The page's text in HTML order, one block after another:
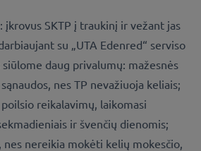
įkrovus SKTP į traukinį ir vežant jas
su „UTA Edenred“ serviso
daug privalumų: mažesnės
nes TP nevažiuoja keliais;
reikalavimų, laikomasi
ir švenčių dienomis;
nes nereikia mokėti kelių mokesčio,